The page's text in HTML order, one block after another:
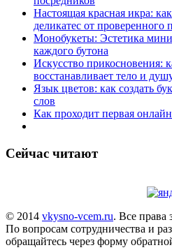
Настоящая красная икра:
деликатес от проверенного
Монобукеты: Эстетика
каждого бутона
Искусство прикосновения:
восстанавливает тело и
Язык цветов: как создать
слов
Как проходит первая
Сейчас читают
© 2014 vkysno-vcem.ru. Все
По вопросам сотрудничества и
обращайтесь через форму